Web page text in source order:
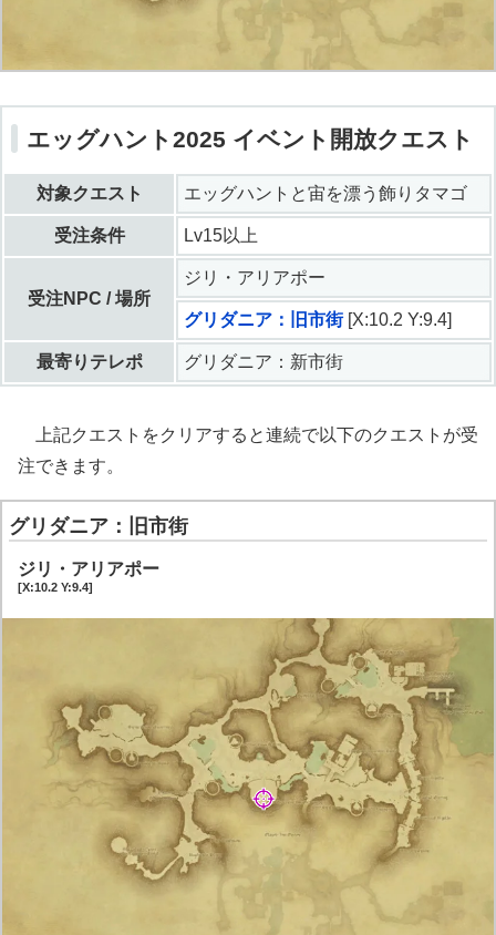
エッグハント2025 イベント開放クエスト
対象クエスト エッグハントと宙を漂う飾りタマゴ
受注条件 Lv15以上
受注NPC / 場所
ジリ・アリアポー
グリダニア：旧市街[X:10.2 Y:9.4]
最寄りテレポ グリダニア：新市街
上記クエストをクリアすると連続で以下のクエストが受
注できます。
グリダニア：旧市街
ジリ・アリアポー
[X:10.2 Y:9.4]